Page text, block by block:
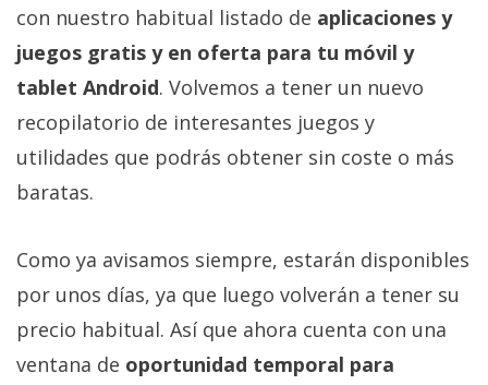
con nuestro habitual listado de aplicaciones y
juegos gratis y en oferta para tu móvil y
tablet Android. Volvemos a tener un nuevo
recopilatorio de interesantes juegos y
utilidades que podrás obtener sin coste o más
baratas.
Como ya avisamos siempre, estarán disponibles
por unos días, ya que luego volverán a tener su
precio habitual. Así que ahora cuenta con una
ventana de oportunidad temporal para